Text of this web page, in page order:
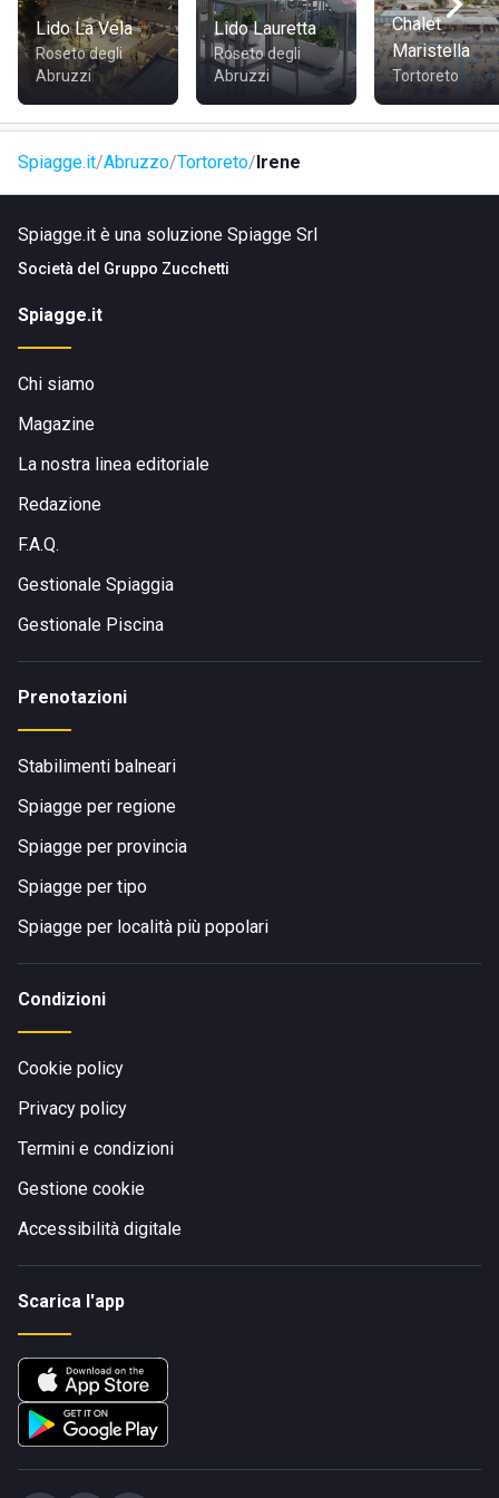
un Acquapark, diversi hotel, bar, ristoranti, edicole e
farmacie, nei quali acquistare ciò di cui si ha bisogno per
una bella giornata di mare in compagnia dei propri cari.
Lido La Vela
Roseto degli
Abruzzi
Lido Lauretta
Roseto degli
Abruzzi
Chalet
Maristella
Tortoreto
Spiagge.it Abruzzo Tortoreto Irene
Spiagge.it è una soluzione Spiagge Srl
Società del Gruppo Zucchetti
Spiagge.it
Chi siamo
Magazine
La nostra linea editoriale
Redazione
F.A.Q.
Gestionale Spiaggia
Gestionale Piscina
Prenotazioni
Stabilimenti balneari
Spiagge per regione
Spiagge per provincia
Spiagge per tipo
Spiagge per località più popolari
Condizioni
Cookie policy
Privacy policy
Termini e condizioni
Gestione cookie
Accessibilità digitale
Scarica l'app